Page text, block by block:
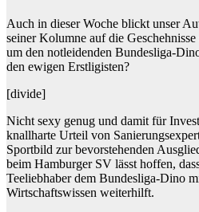
Auch in dieser Woche blickt unser
seiner Kolumne auf die
um den notleidenden Bundesliga-
den ewigen Erstligisten?
[divide]
Nicht sexy genug und damit für
knallharte Urteil von
Sportbild zur bevorstehenden
beim Hamburger SV lässt hoffen,
Teeliebhaber dem Bundesliga-Dino
Wirtschaftswissen weiterhilft.